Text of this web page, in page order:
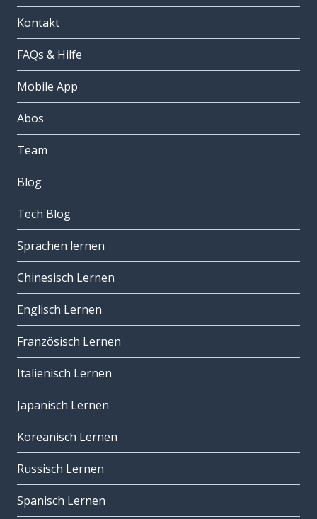
Kontakt
FAQs & Hilfe
Mobile App
Abos
Team
Blog
Tech Blog
Sprachen lernen
Chinesisch Lernen
Englisch Lernen
Französisch Lernen
Italienisch Lernen
Japanisch Lernen
Koreanisch Lernen
Russisch Lernen
Spanisch Lernen